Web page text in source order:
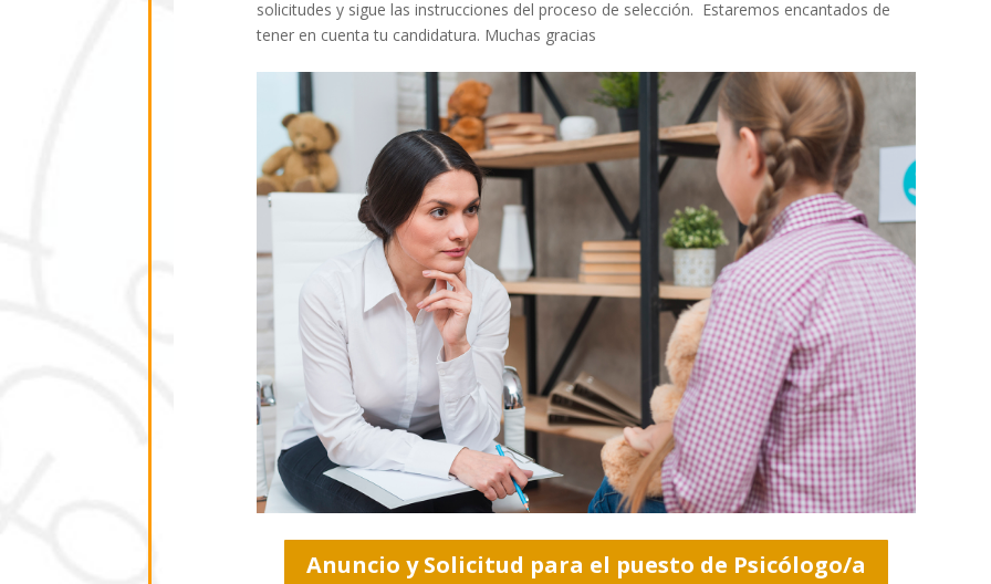
solicitudes y sigue las instrucciones del proceso de selección. Estaremos encantados de
tener en cuenta tu candidatura. Muchas gracias
Anuncio y Solicitud para el puesto de Psicólogo/a